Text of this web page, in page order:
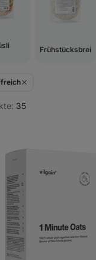
Frühstücksbrei
35